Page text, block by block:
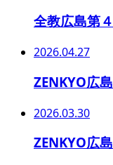
全教広島第
2026.04.27
ZENKYO広
2026.03.30
ZENKYO広